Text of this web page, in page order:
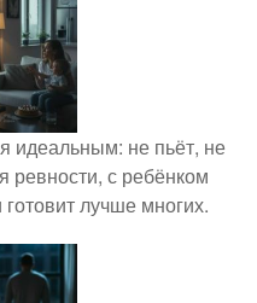
идеальным: не пьёт, не
ревности, с ребёнком
лучше многих.